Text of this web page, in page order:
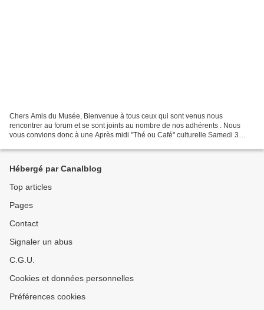
Chers Amis du Musée, Bienvenue à tous ceux qui sont venus nous
rencontrer au forum et se sont joints au nombre de nos adhérents . Nous
vous convions donc à une Après midi "Thé ou Café" culturelle Samedi 3
Hébergé par Canalblog
Top articles
Pages
Contact
Signaler un abus
C.G.U.
Cookies et données personnelles
Préférences cookies